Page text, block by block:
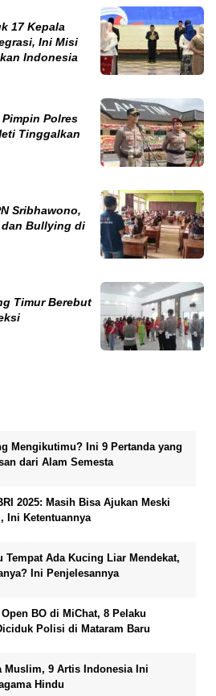
17 Kepala
Ini Misi
Indonesia
Pimpin Polres
Tinggalkan
Sribhawono,
dan Bullying di
Timur Berebut
Mengikutimu? Ini 9 Pertanda yang
dari Alam Semesta
2025: Masih Bisa Ajukan Meski
Ini Ketentuannya
Tempat Ada Kucing Liar Mendekat,
Ini Penjelesannya
BO di MiChat, 8 Pelaku
Polisi di Mataram Baru
Muslim, 9 Artis Indonesia Ini
Hindu